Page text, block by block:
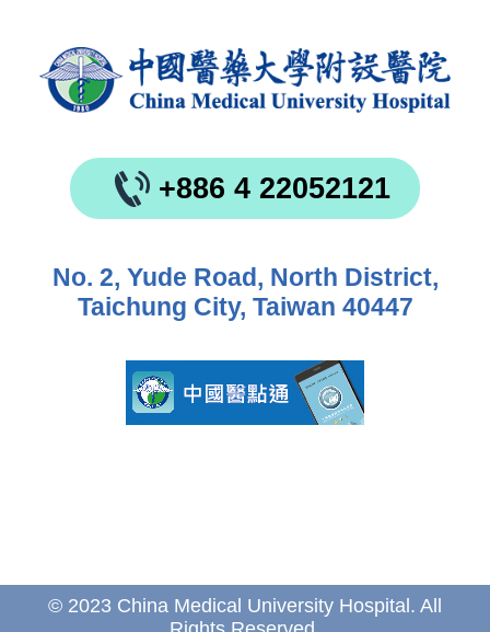
+886 4 22052121
No. 2, Yude Road, North District,
Taichung City, Taiwan 40447
© 2023 China Medical University Hospital. All